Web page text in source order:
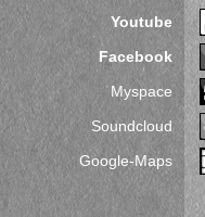
Youtube
Facebook
Myspace
Soundcloud
Google-Maps